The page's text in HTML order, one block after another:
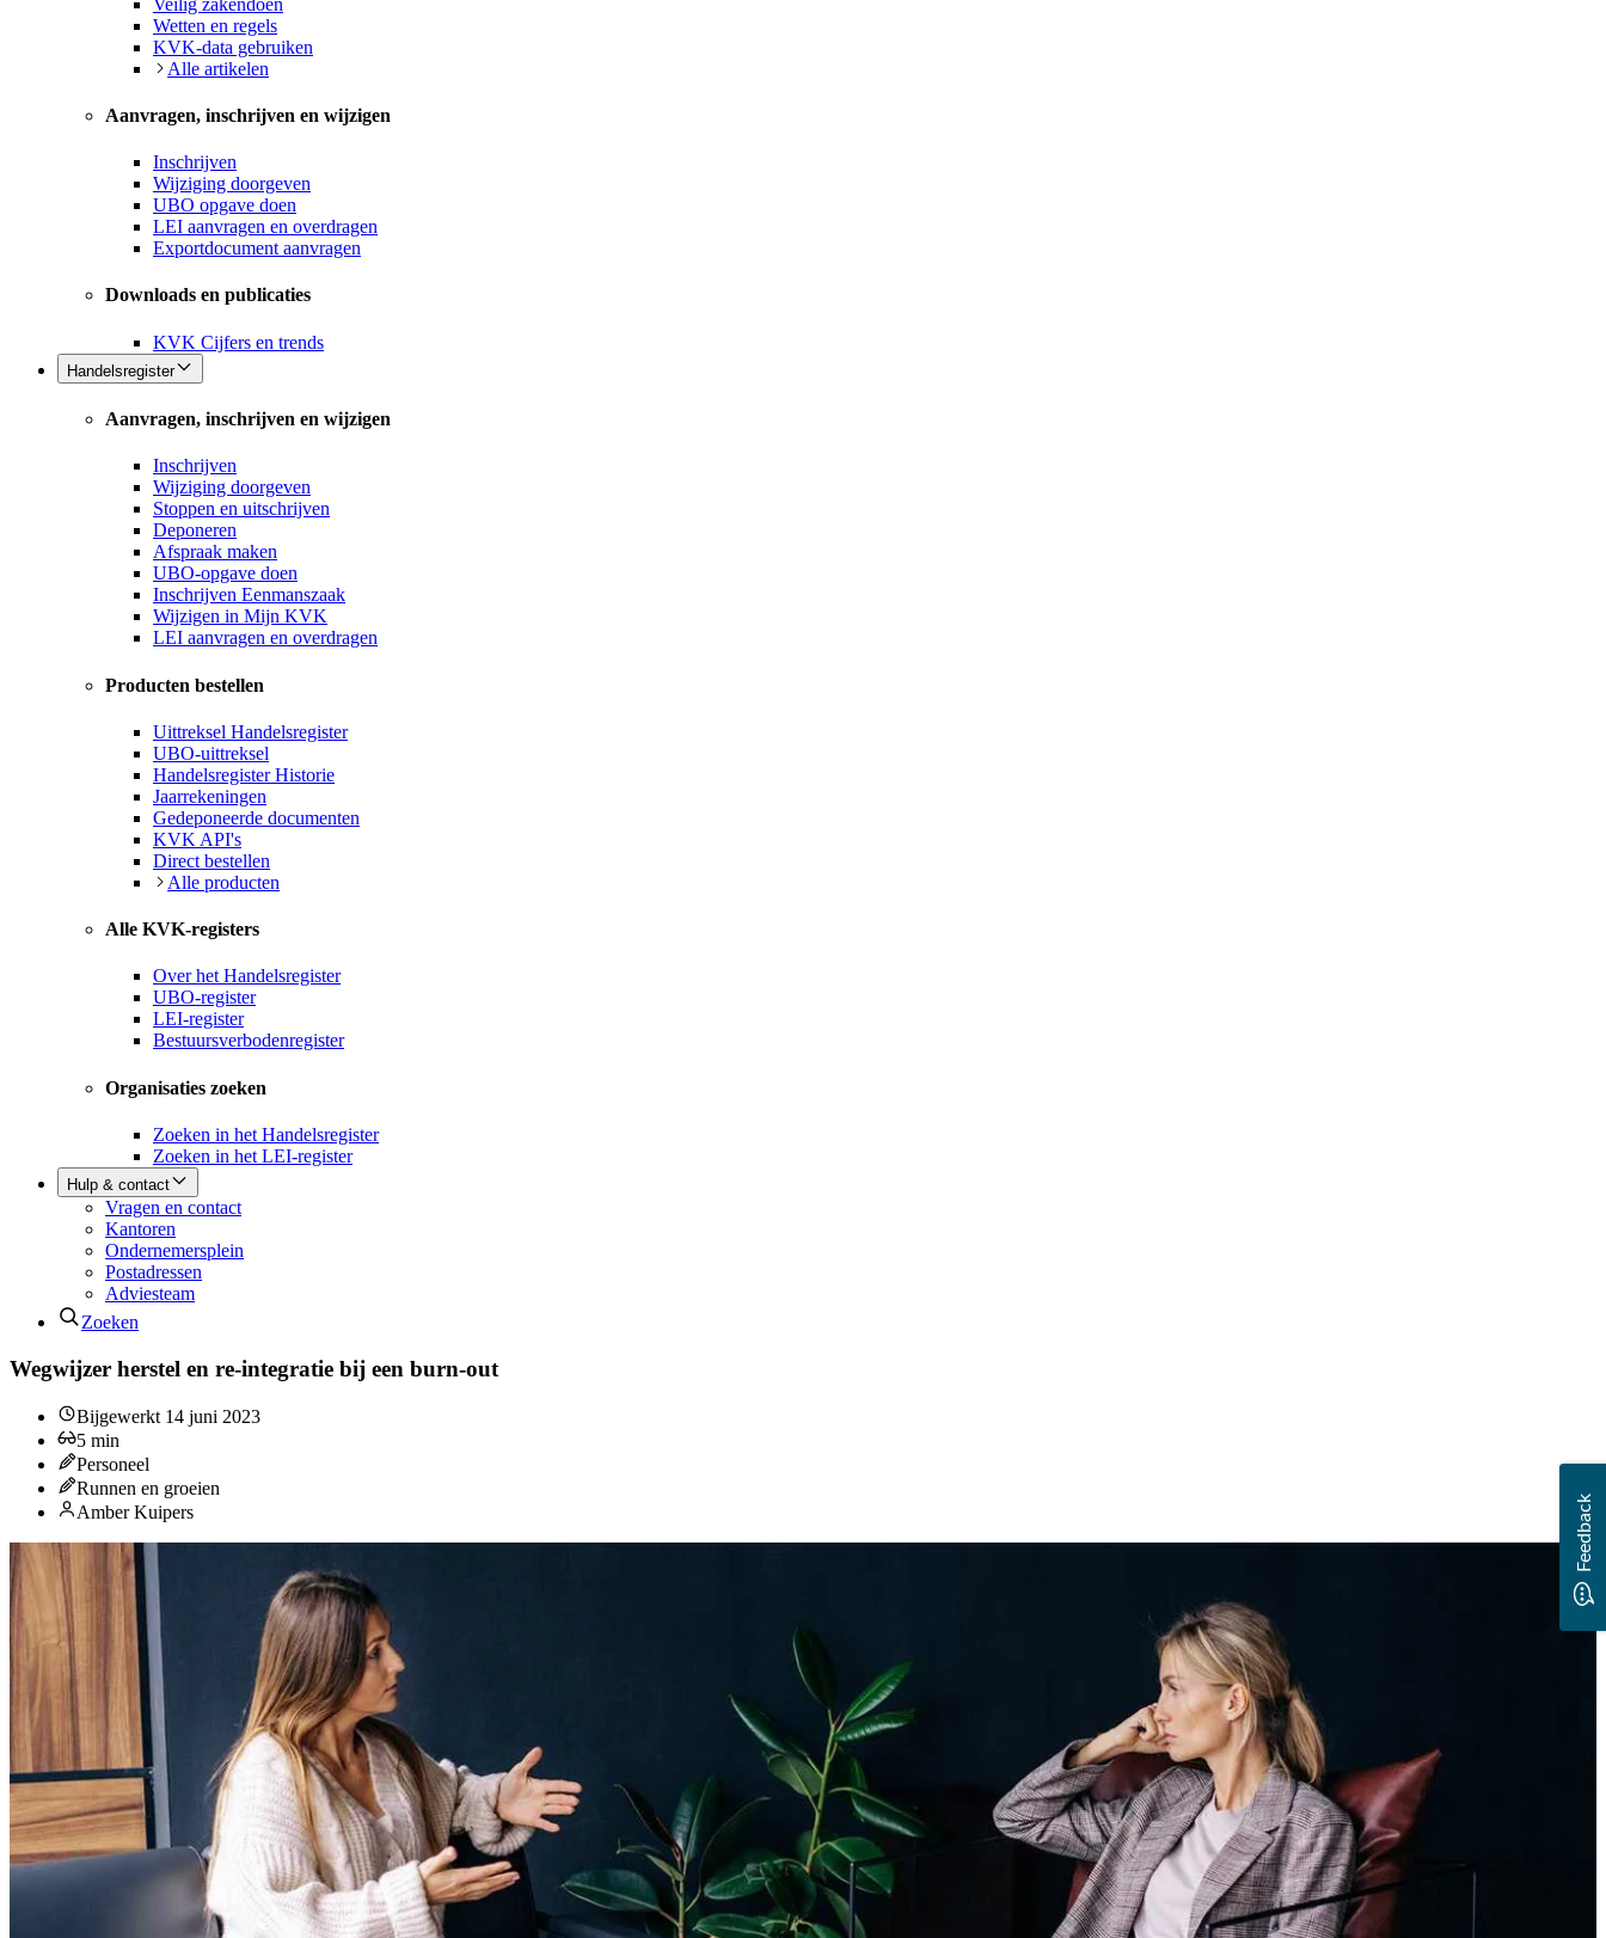
Wetten en regels
KVK-data gebruiken
Alle artikelen
Aanvragen, inschrijven en wijzigen
Inschrijven
Wijziging doorgeven
UBO opgave doen
LEI aanvragen en overdragen
Exportdocument aanvragen
Downloads en publicaties
KVK Cijfers en trends
Handelsregister
Aanvragen, inschrijven en wijzigen
Inschrijven
Wijziging doorgeven
Stoppen en uitschrijven
Deponeren
Afspraak maken
UBO-opgave doen
Inschrijven Eenmanszaak
Wijzigen in Mijn KVK
LEI aanvragen en overdragen
Producten bestellen
Uittreksel Handelsregister
UBO-uittreksel
Handelsregister Historie
Jaarrekeningen
Gedeponeerde documenten
KVK API's
Direct bestellen
Alle producten
Alle KVK-registers
Over het Handelsregister
UBO-register
LEI-register
Bestuursverbodenregister
Organisaties zoeken
Zoeken in het Handelsregister
Zoeken in het LEI-register
Hulp & contact
Vragen en contact
Kantoren
Ondernemersplein
Postadressen
Adviesteam
Zoeken
Wegwijzer herstel en re-integratie bij een burn-out
Bijgewerkt 14 juni 2023
5 min
Personeel
Runnen en groeien
Amber Kuipers
Feedback